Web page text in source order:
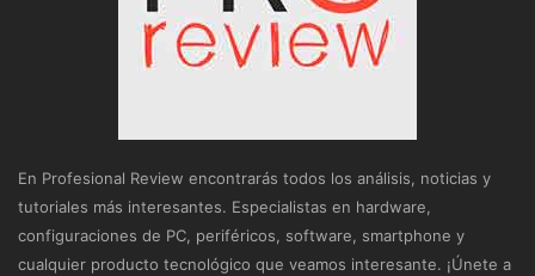
En Profesional Review encontrarás todos los análisis, noticias y
tutoriales más interesantes. Especialistas en hardware,
configuraciones de PC, periféricos, software, smartphone y
cualquier producto tecnológico que veamos interesante. ¡Únete a